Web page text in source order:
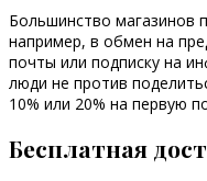
Большинство магазинов
например, в обмен на
почты или подписку на
люди не против
10% или 20% на первую
Бесплатная